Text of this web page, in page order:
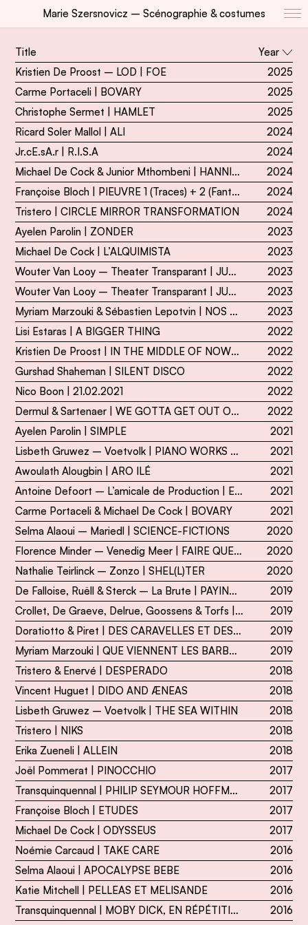
Marie Szersnovicz – Scénographie & costumes
Title
Year
Kristien De Proost – LOD | FOE
2025
Carme Portaceli | BOVARY
2025
Christophe Sermet | HAMLET
2025
Ricard Soler Mallol | ALI
2024
Jr.cE.sA.r | R.I.S.A
2024
Michael De Cock & Junior Mthombeni | HANNIBAL
2024
Françoise Bloch | PIEUVRE 1 (Traces) + 2 (Fantômes)
2024
Tristero | CIRCLE MIRROR TRANSFORMATION
2024
Ayelen Parolin | ZONDER
2023
Michael De Cock | L’ALQUIMISTA
2023
Wouter Van Looy – Theater Transparant | JUDITH’S GAZE part II : I, VOLCANIC
2023
Wouter Van Looy – Theater Transparant | JUDITH’S GAZE part I : DUKE BLUEBEARD’S CASTLE
2023
Myriam Marzouki & Sébastien Lepotvin | NOS AILES BRÛLENT AUSSI
2023
Lisi Estaras | A BIGGER THING
2022
Kristien De Proost | IN THE MIDDLE OF NOWHERE
2022
Gurshad Shaheman | SILENT DISCO
2022
Nico Boon | 21.02.2021
2022
Dermul & Sartenaer | WE GOTTA GET OUT OF THIS PLACE
2022
Ayelen Parolin | SIMPLE
2021
Lisbeth Gruwez – Voetvolk | PIANO WORKS DEBUSSY
2021
Awoulath Alougbin | ARO ILÉ
2021
Antoine Defoort – L’amicale de Production | ELLES VIVENT
2021
Carme Portaceli & Michael De Cock | BOVARY
2021
Selma Alaoui – Mariedl | SCIENCE-FICTIONS
2020
Florence Minder – Venedig Meer | FAIRE QUELQUECHOSE. (C’EST LE FAIRE ? NON ?)
2020
Nathalie Teirlinck – Zonzo | SHEL(L)TER
2020
De Falloise, Ruëll & Sterck – La Brute | PAYING FOR IT
2019
Crollet, De Graeve, Delrue, Goossens & Torfs | DOCHTERS VAN ONDERNEMERS
2019
Doratiotto & Piret | DES CARAVELLES ET DES BATAILLES
2019
Myriam Marzouki | QUE VIENNENT LES BARBARES
2019
Tristero & Enervé | DESPERADO
2018
Vincent Huguet | DIDO AND ÆNEAS
2018
Lisbeth Gruwez – Voetvolk | THE SEA WITHIN
2018
Tristero | NIKS
2018
Erika Zueneli | ALLEIN
2018
Joël Pommerat | PINOCCHIO
2017
Transquinquennal | PHILIP SEYMOUR HOFFMAN
2017
Françoise Bloch | ETUDES
2017
Michael De Cock | ODYSSEUS
2017
Noémie Carcaud | TAKE CARE
2016
Selma Alaoui | APOCALYPSE BEBE
2016
Katie Mitchell | PELLEAS ET MELISANDE
2016
Transquinquennal | MOBY DICK, EN RÉPÉTITION
2016